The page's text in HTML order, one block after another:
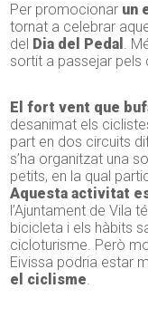
Per promocionar un
tornat a celebrar
del Dia del Pedal .
sortit a passejar pels
El fort vent que
desanimat els
part en dos circuits
s’ha organitzat una
petits, en la qual
Aquesta activitat
l’Ajuntament de Vila
bicicleta i els hàbits
cicloturisme. Però
Eivissa podria estar
el ciclisme.